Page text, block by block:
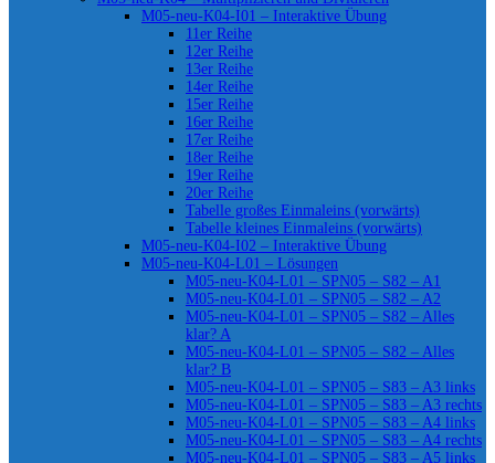
M05-neu-K04-I01 – Interaktive Übung
11er Reihe
12er Reihe
13er Reihe
14er Reihe
15er Reihe
16er Reihe
17er Reihe
18er Reihe
19er Reihe
20er Reihe
Tabelle großes Einmaleins (vorwärts)
Tabelle kleines Einmaleins (vorwärts)
M05-neu-K04-I02 – Interaktive Übung
M05-neu-K04-L01 – Lösungen
M05-neu-K04-L01 – SPN05 – S82 – A1
M05-neu-K04-L01 – SPN05 – S82 – A2
M05-neu-K04-L01 – SPN05 – S82 – Alles
klar? A
M05-neu-K04-L01 – SPN05 – S82 – Alles
klar? B
M05-neu-K04-L01 – SPN05 – S83 – A3 links
M05-neu-K04-L01 – SPN05 – S83 – A3 rechts
M05-neu-K04-L01 – SPN05 – S83 – A4 links
M05-neu-K04-L01 – SPN05 – S83 – A4 rechts
M05-neu-K04-L01 – SPN05 – S83 – A5 links